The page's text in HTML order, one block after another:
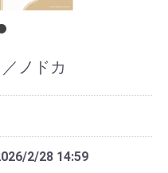
ノドカ
2/28 14:59